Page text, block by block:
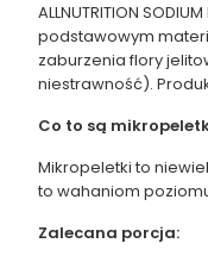
ALLNUTRITION
podstawowym
zaburzenia flory
niestrawność).
Co to są
Mikropeletki to
to wahaniom
Zalecana porcja: